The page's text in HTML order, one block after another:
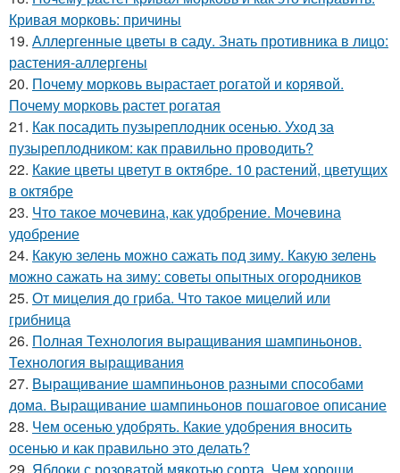
Кривая морковь: причины
19. Аллергенные цветы в саду. Знать противника в лицо:
растения-аллергены
20. Почему морковь вырастает рогатой и корявой.
Почему морковь растет рогатая
21. Как посадить пузыреплодник осенью. Уход за
пузыреплодником: как правильно проводить?
22. Какие цветы цветут в октябре. 10 растений, цветущих
в октябре
23. Что такое мочевина, как удобрение. Мочевина
удобрение
24. Какую зелень можно сажать под зиму. Какую зелень
можно сажать на зиму: советы опытных огородников
25. От мицелия до гриба. Что такое мицелий или
грибница
26. Полная Технология выращивания шампиньонов.
Технология выращивания
27. Выращивание шампиньонов разными способами
дома. Выращивание шампиньонов пошаговое описание
28. Чем осенью удобрять. Какие удобрения вносить
осенью и как правильно это делать?